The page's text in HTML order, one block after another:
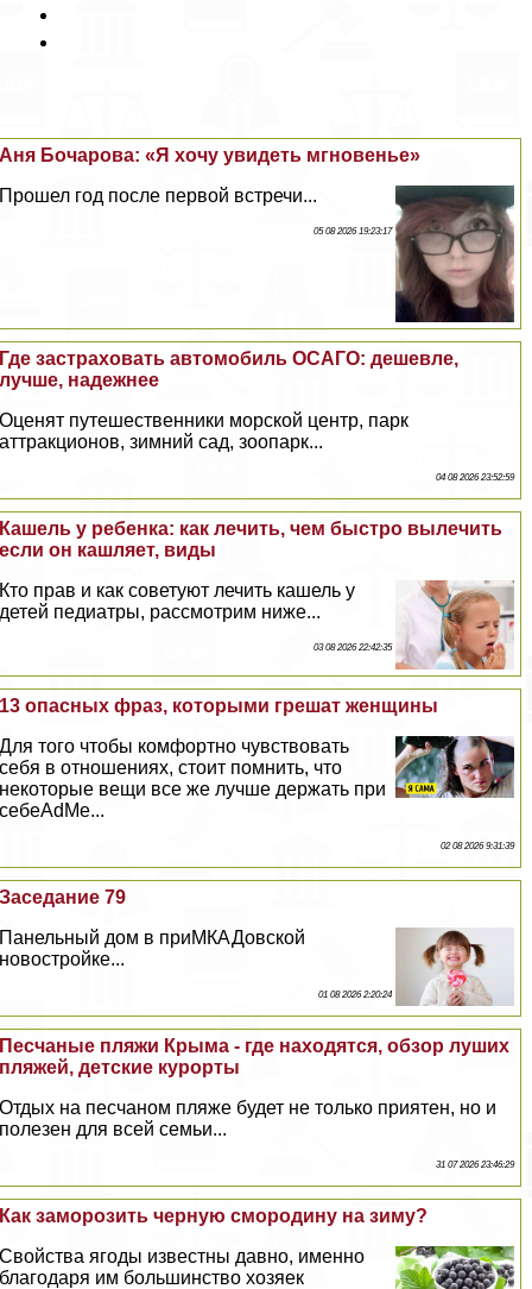
Аня Бочарова: «Я хочу увидеть мгновенье»
Прошел год после первой встречи...
05 08 2026 19:23:17
Где застраховать автомобиль ОСАГО: дешевле,
лучше, надежнее
Оценят путешественники морской центр, парк
аттpaкционов, зимний сад, зоопарк...
04 08 2026 23:52:59
Кашель у ребенка: как лечить, чем быстро вылечить
если он кашляет, виды
Кто прав и как советуют лечить кашель у
детей педиатры, рассмотрим ниже...
03 08 2026 22:42:35
13 опасных фраз, которыми грешат женщины
Для того чтобы комфортно чувствовать
себя в отношениях, стоит помнить, что
некоторые вещи все же лучше держать при
себеAdMe...
02 08 2026 9:31:39
Заседание 79
Панельный дом в приМКАДовской
новостройке...
01 08 2026 2:20:24
Песчаные пляжи Крыма - где находятся, обзор луших
пляжей, детские курорты
Отдых на песчаном пляже будет не только приятен, но и
полезен для всей семьи...
31 07 2026 23:46:29
Как заморозить черную смородину на зиму?
Свойства ягоды известны давно, именно
благодаря им большинство хозяек